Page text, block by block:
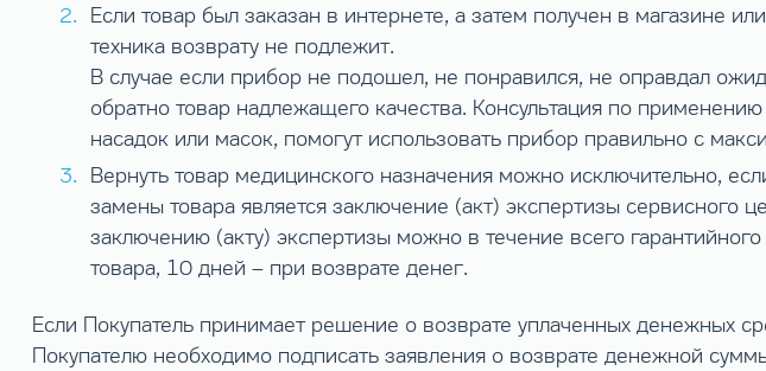
Если товар был заказан в интернете, а затем получен в магазине
техника возврату не подлежит.
В случае если прибор не подошел, не понравился, не оправдал
обратно товар надлежащего качества. Консультация по
насадок или масок, помогут использовать прибор правильно с
Вернуть товар медицинского назначения можно исключительно,
замены товара является заключение (акт) экспертизы
заключению (акту) экспертизы можно в течение всего
товара, 10 дней – при возврате денег.
Если Покупатель принимает решение о возврате уплаченных денежных
Покупателю необходимо подписать заявления о возврате денежной